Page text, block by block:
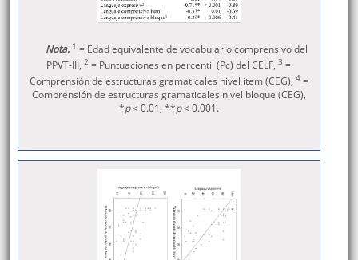
Nota. 1 = Edad equivalente de vocabulario comprensivo del
PPVT-III,2 = Puntuaciones en percentil (Pc) del CELF,3 =
Comprensión de estructuras gramaticales nivel ítem (CEG), 4=
Comprensión de estructuras gramaticales nivel bloque (CEG),
*p< 0.01, **p< 0.001.